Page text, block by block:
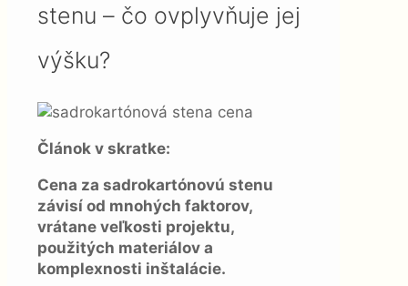
stenu – čo ovplyvňuje jej
výšku?
Článok v skratke:
Cena za sadrokartónovú stenu
závisí od mnohých faktorov,
vrátane veľkosti projektu,
použitých materiálov a
komplexnosti inštalácie.